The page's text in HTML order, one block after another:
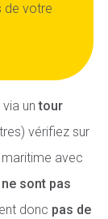
de votre
via untour
) vérifiez sur
avec
sont pas
donc pas de